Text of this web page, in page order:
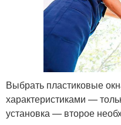
Выбрать пластиковые
характеристиками —
установка — второе